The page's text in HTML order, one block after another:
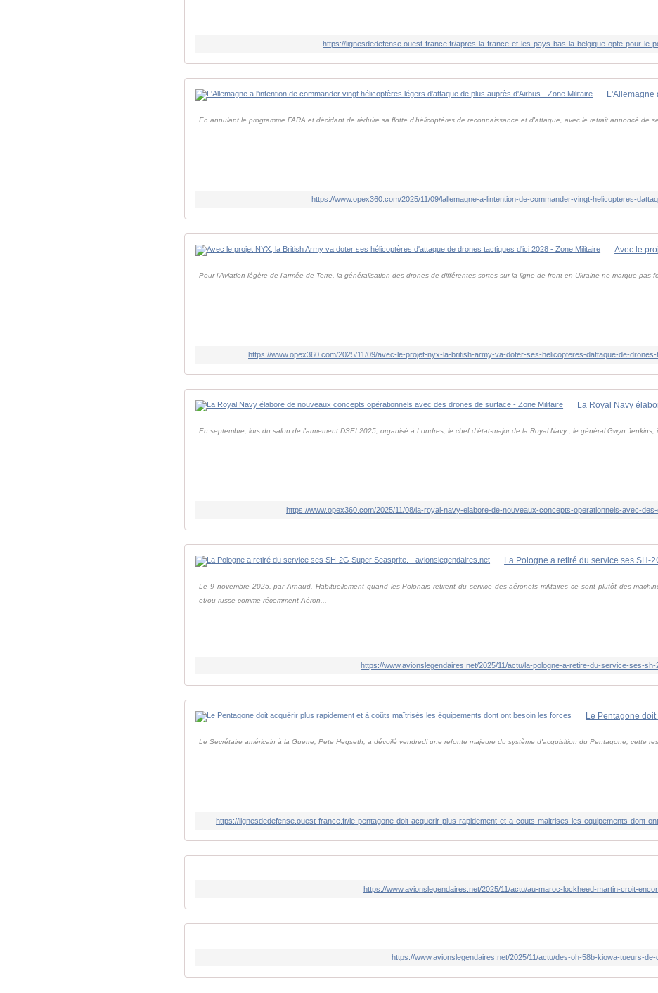
https://lignesdedefense.ouest-france.fr/apres-la-france-et-les-pays-bas-la-belgique-opte-pour-le-
En annulant le programme FARA et décidant de réduire sa flotte d'hélicoptères de reconnaissance et d'attaque, avec le retrait annoncé de
https://www.opex360.com/2025/11/09/lallemagne-a-lintention-de-commander-vingt-helicopteres-
Pour l'Aviation légère de l'armée de Terre, la généralisation des drones de différentes sortes sur la ligne de front en Ukraine ne marque pas
https://www.opex360.com/2025/11/09/avec-le-projet-nyx-la-british-army-va-doter-ses-helicopteres-dattaque-de-
En septembre, lors du salon de l'armement DSEI 2025, organisé à Londres, le chef d'état-major de la Royal Navy , le général Gwyn Jenkins,
https://www.opex360.com/2025/11/08/la-royal-navy-elabore-de-nouveaux-concepts-operationnels-avec-
Le 9 novembre 2025, par Arnaud. Habituellement quand les Polonais retirent du service des aéronefs militaires ce sont plutôt des
et/ou russe comme récemment Aéron...
https://www.avionslegendaires.net/2025/11/actu/la-pologne-a-retire-du-service-ses-
Le Secrétaire américain à la Guerre, Pete Hegseth, a dévoilé vendredi une refonte majeure du système d'acquisition du Pentagone, cette
https://lignesdedefense.ouest-france.fr/le-pentagone-doit-acquerir-plus-rapidement-et-a-couts-maitrises-les-equipements-dont-
https://www.avionslegendaires.net/2025/11/actu/au-maroc-lockheed-martin-croit-
https://www.avionslegendaires.net/2025/11/actu/des-oh-58b-kiowa-tueurs-